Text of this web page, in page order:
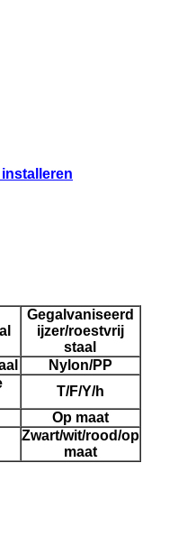
installeren
Gegalvaniseerd
ijzer/roestvrij
staal
Nylon/PP
T/F/Y/h
Op maat
Zwart/wit/rood/op
maat